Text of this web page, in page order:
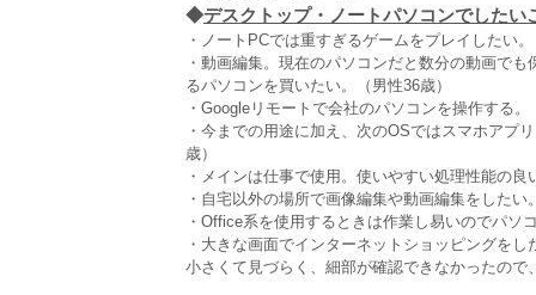
◆デスクトップ・ノートパソコンでしたい
・ノートPCでは重すぎるゲームをプレイしたい
・動画編集。現在のパソコンだと数分の動画で
るパソコンを買いたい。（男性36歳）
・Googleリモートで会社のパソコンを操作する。
・今までの用途に加え、次のOSではスマホアプ
歳）
・メインは仕事で使用。使いやすい処理性能の
・自宅以外の場所で画像編集や動画編集をしたい
・Office系を使用するときは作業し易いのでパ
・大きな画面でインターネットショッピングを
小さくて見づらく、細部が確認できなかったの